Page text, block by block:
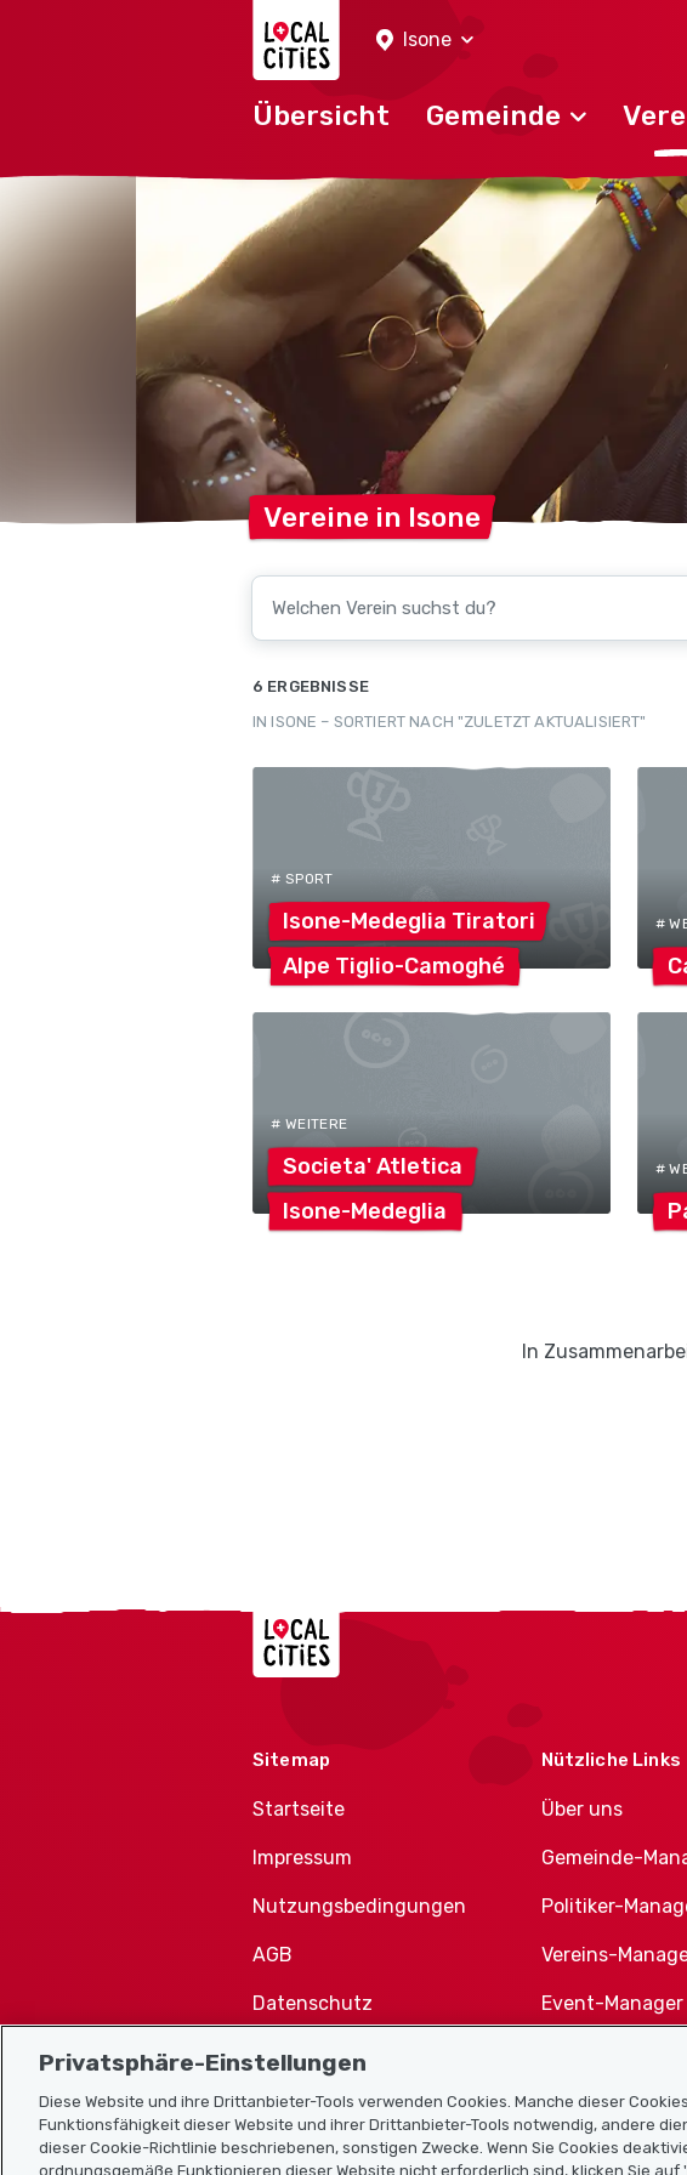
Isone
Übersicht Gemeinde
Vereine in Isone
6 ERGEBNISSE
IN ISONE – SORTIERT NACH "ZULETZT AKTUALISIERT"
# SPORT
Isone-Medeglia Tiratori
Alpe Tiglio-Camoghé
#
# WEITERE
Societa'Atletica
Isone-Medeglia
#
In
Localcities
Sitemap
Startseite
Impressum
Nutzungsbedingungen
AGB
Datenschutz
Cookie-Richtlinie
Nützliche Links
Über uns
Gemeinde-
Politiker-
Vereins-
Event-Manager
Vereine-
Privatsphäre-Einstellungen
Diese Website und ihre Drittanbieter-Tools verwenden Cookies. Manche dieser
Funktionsfähigkeit dieser Website und ihrer Drittanbieter-Tools notwendig, andere
dieser Cookie-Richtlinie beschriebenen, sonstigen Zwecke. Wenn Sie Cookies
ordnungsgemäße Funktionieren dieser Website nicht erforderlich sind, klicken Sie auf